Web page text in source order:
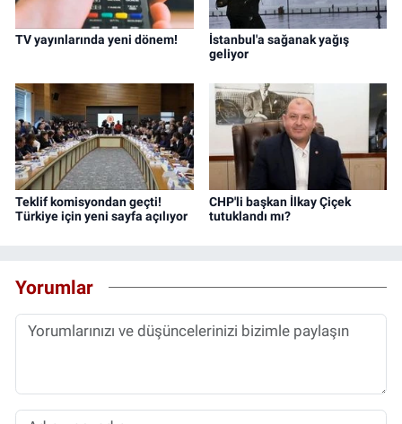
TV yayınlarında yeni dönem!
İstanbul'a sağanak yağış
geliyor
Teklif komisyondan geçti!
Türkiye için yeni sayfa açılıyor
CHP'li başkan İlkay Çiçek
tutuklandı mı?
Yorumlar